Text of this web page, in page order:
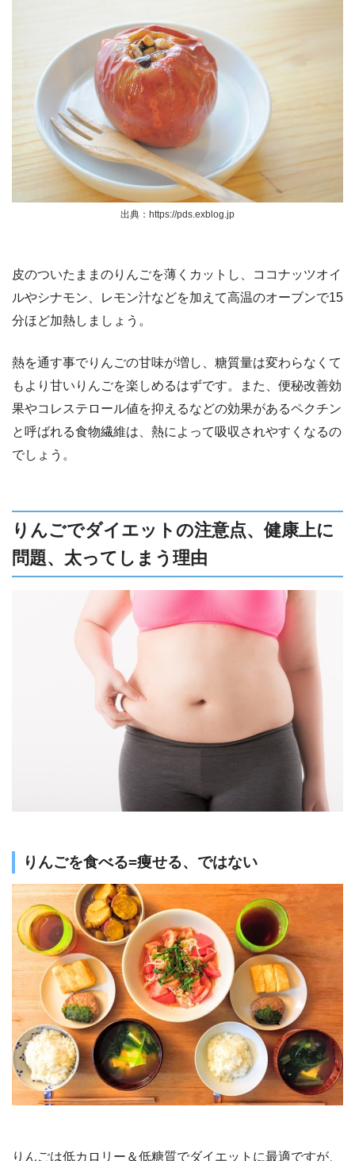
出典：https://pds.exblog.jp
皮のついたままのりんごを薄くカットし、ココナッツオイ
ルやシナモン、レモン汁などを加えて高温のオーブンで15
分ほど加熱しましょう。
熱を通す事でりんごの甘味が増し、糖質量は変わらなくて
もより甘いりんごを楽しめるはずです。また、便秘改善効
果やコレステロール値を抑えるなどの効果があるペクチン
と呼ばれる食物繊維は、熱によって吸収されやすくなるの
でしょう。
りんごでダイエットの注意点、健康上に
問題、太ってしまう理由
りんごを食べる=痩せる、ではない
りんごは低カロリー＆低糖質でダイエットに最適ですが、